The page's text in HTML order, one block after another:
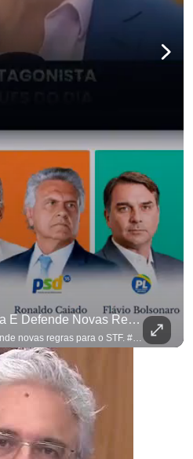
Romeu Zema Critica Lula E Defende Novas Regras Para O STF. #OAntagonista
Romeu Zema critica Lula e defende novas regras para o STF. #OAntagonista Se você busca informação com credibilidade, inscreva-se agora e ative o
Ouça O Antagonista nos principais